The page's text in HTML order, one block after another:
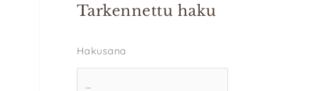
Tarkennettu haku
Hakusana